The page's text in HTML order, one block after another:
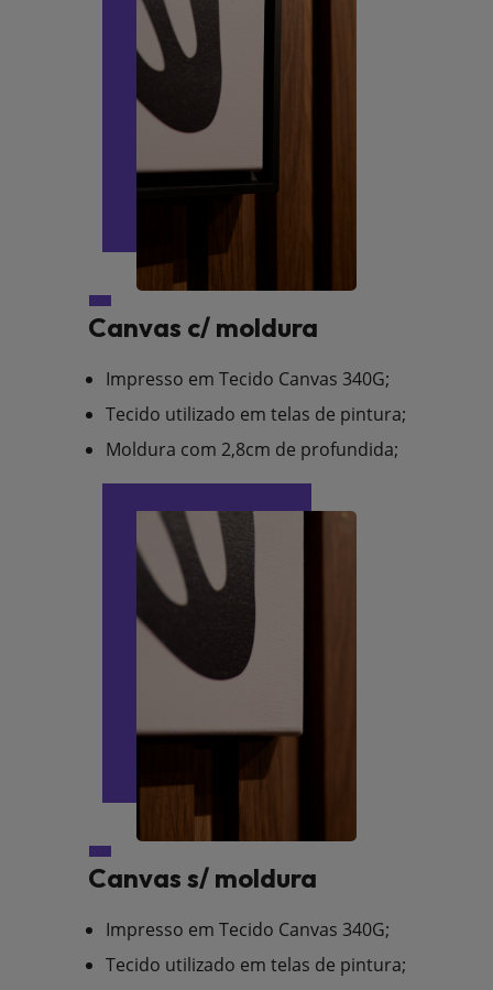
Canvas c/ moldura
Impresso em Tecido Canvas 340G;
Tecido utilizado em telas de pintura;
Moldura com 2,8cm de profundida;
Canvas s/ moldura
Impresso em Tecido Canvas 340G;
Tecido utilizado em telas de pintura;